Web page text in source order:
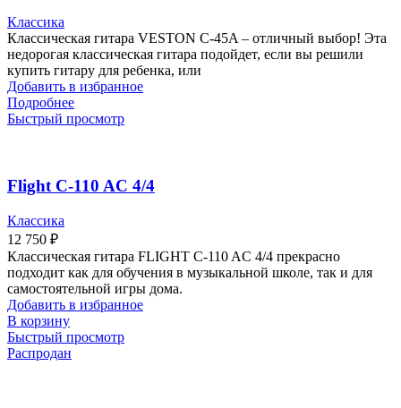
Классика
Классическая гитара VESTON C-45A – отличный выбор! Эта
недорогая классическая гитара подойдет, если вы решили
купить гитару для ребенка, или
Добавить в избранное
Подробнее
Быстрый просмотр
Flight C-110 AC 4/4
Классика
12 750 ₽
Классическая гитара FLIGHT C-110 AC 4/4 прекрасно
подходит как для обучения в музыкальной школе, так и для
самостоятельной игры дома.
Добавить в избранное
В корзину
Быстрый просмотр
Распродан